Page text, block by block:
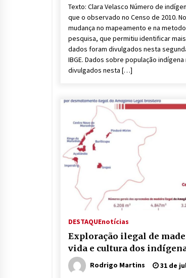
Texto: Clara Velasco Número de
que o observado no Censo de 2010.
mudança no mapeamento e na
pesquisa, que permitiu identificar
dados foram divulgados nesta
IBGE. Dados sobre população
divulgados nesta […]
DESTAQUEnotícias
Exploração ilegal de
vida e cultura dos
Rodrigo Martins 31 de